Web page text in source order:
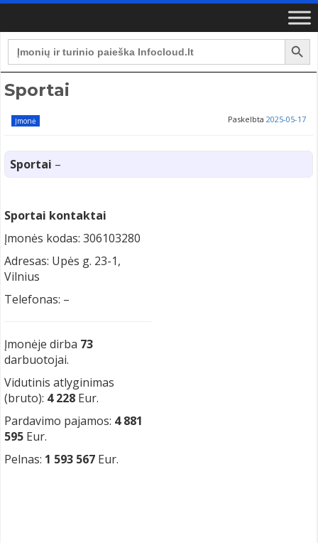
Search
for:
Search Button
Sportai
Įmonė Paskelbta 2025-05-17
Sportai –
Sportai kontaktai
Įmonės kodas: 306103280
Adresas: Upės g. 23-1,
Vilnius
Telefonas: –
Įmonėje dirba 73
darbuotojai.
Vidutinis atlyginimas
(bruto): 4 228 Eur.
Pardavimo pajamos: 4 881
595 Eur.
Pelnas: 1 593 567 Eur.